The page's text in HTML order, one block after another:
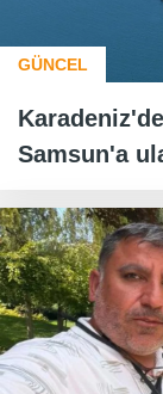
GÜNCEL
Samsun'a